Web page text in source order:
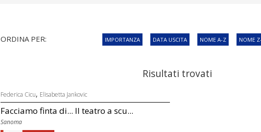
ORDINA PER: IMPORTANZA DATA USCITA NOME A-Z NOME
Risultati trovati
Federica Cicu, Elisabetta Jankovic
Facciamo finta di... Il teatro a scu...
Sanoma